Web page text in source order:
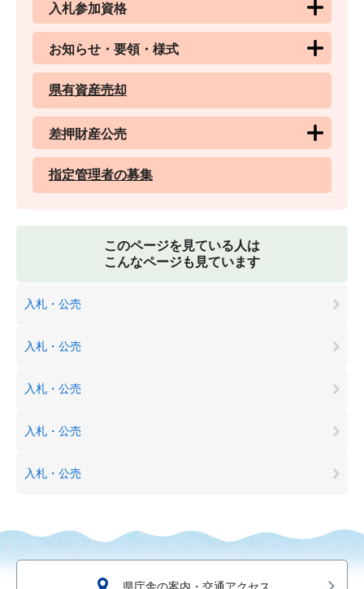
入札参加資格
お知らせ・要領・様式
県有資産売却
差押財産公売
指定管理者の募集
このページを見ている人は
こんなページも見ています
入札・公売
入札・公売
入札・公売
入札・公売
入札・公売